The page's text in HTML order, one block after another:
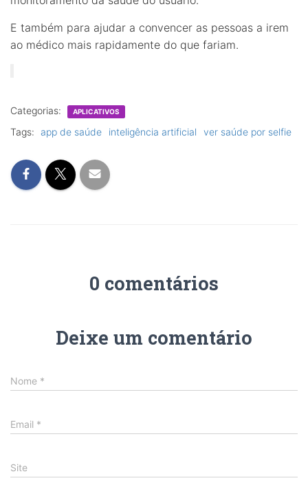
E também para ajudar a convencer as pessoas a irem
ao médico mais rapidamente do que fariam.
Categorias: APLICATIVOS
Tags: app de saúde inteligência artificial ver saúde por selfie
0 comentários
Deixe um comentário
Nome *
Email *
Site